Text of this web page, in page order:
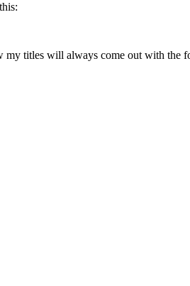
my titles will always come out with the